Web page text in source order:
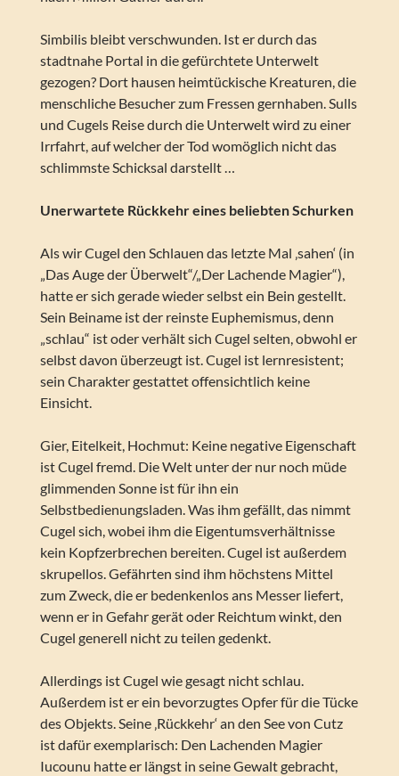
Simbilis bleibt verschwunden. Ist er durch das
stadtnahe Portal in die gefürchtete Unterwelt
gezogen? Dort hausen heimtückische Kreaturen, die
menschliche Besucher zum Fressen gernhaben. Sulls
und Cugels Reise durch die Unterwelt wird zu einer
Irrfahrt, auf welcher der Tod womöglich nicht das
schlimmste Schicksal darstellt …
Unerwartete Rückkehr eines beliebten Schurken
Als wir Cugel den Schlauen das letzte Mal ‚sahen‘ (in
„Das Auge der Überwelt“/„Der Lachende Magier“),
hatte er sich gerade wieder selbst ein Bein gestellt.
Sein Beiname ist der reinste Euphemismus, denn
„schlau“ ist oder verhält sich Cugel selten, obwohl er
selbst davon überzeugt ist. Cugel ist lernresistent;
sein Charakter gestattet offensichtlich keine
Einsicht.
Gier, Eitelkeit, Hochmut: Keine negative Eigenschaft
ist Cugel fremd. Die Welt unter der nur noch müde
glimmenden Sonne ist für ihn ein
Selbstbedienungsladen. Was ihm gefällt, das nimmt
Cugel sich, wobei ihm die Eigentumsverhältnisse
kein Kopfzerbrechen bereiten. Cugel ist außerdem
skrupellos. Gefährten sind ihm höchstens Mittel
zum Zweck, die er bedenkenlos ans Messer liefert,
wenn er in Gefahr gerät oder Reichtum winkt, den
Cugel generell nicht zu teilen gedenkt.
Allerdings ist Cugel wie gesagt nicht schlau.
Außerdem ist er ein bevorzugtes Opfer für die Tücke
des Objekts. Seine ‚Rückkehr‘ an den See von Cutz
ist dafür exemplarisch: Den Lachenden Magier
Iucounu hatte er längst in seine Gewalt gebracht,